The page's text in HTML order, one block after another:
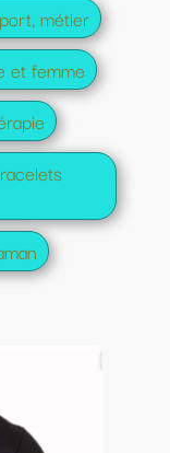
métier
et femme